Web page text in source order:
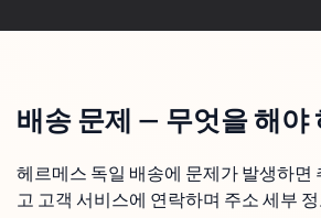
배송 문제 — 무엇을 해야
헤르메스 독일 배송에 문제가 발생하면
고 고객 서비스에 연락하며 주소 세부